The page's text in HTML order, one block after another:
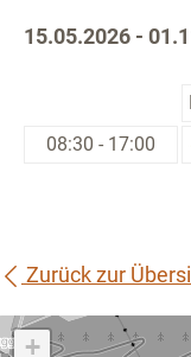
15.05.2026 -
08:30 - 17:00
Zurück zur
+